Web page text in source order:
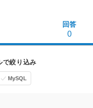
回答
0
で絞り込み
MySQL